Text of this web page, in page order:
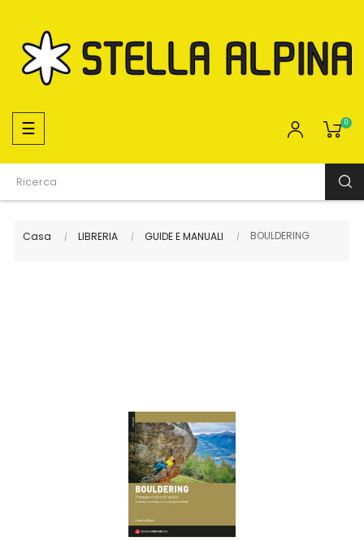
navigazione
Toggle
☰ 0
Casa LIBRERIA GUIDE E MANUALI BOULDERING